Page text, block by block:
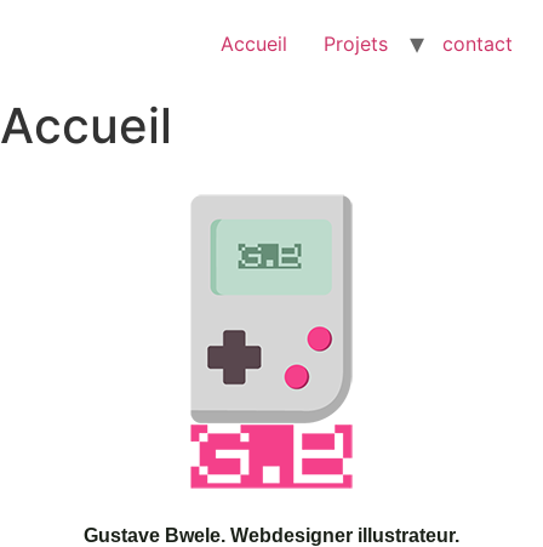
Accueil Projets contact
Accueil
Gustave Bwele. Webdesigner illustrateur.